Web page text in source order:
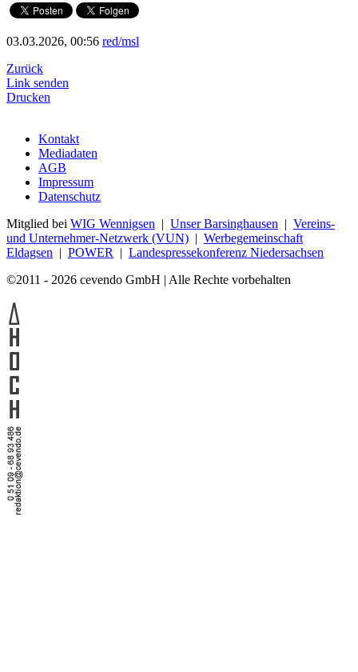
03.03.2026, 00:56 red/msl
Zurück
Link senden
Drucken
Kontakt
Mediadaten
AGB
Impressum
Datenschutz
Mitglied bei WIG Wennigsen | Unser Barsinghausen | Vereins-
und Unternehmer-Netzwerk (VUN) | Werbegemeinschaft
Eldagsen | POWER | Landespressekonferenz Niedersachsen
©2011 - 2026 cevendo GmbH | Alle Rechte vorbehalten